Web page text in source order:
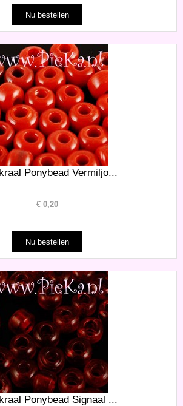
Ponybead Vermiljo...
€ 0,20
Ponybead Signaal ...